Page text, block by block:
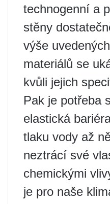
technogenní a
stěny
výše
materiálů se
kvůli jejich
Pak je potřeba
elastická
tlaku vody až
neztrácí své
chemickými
je pro naše